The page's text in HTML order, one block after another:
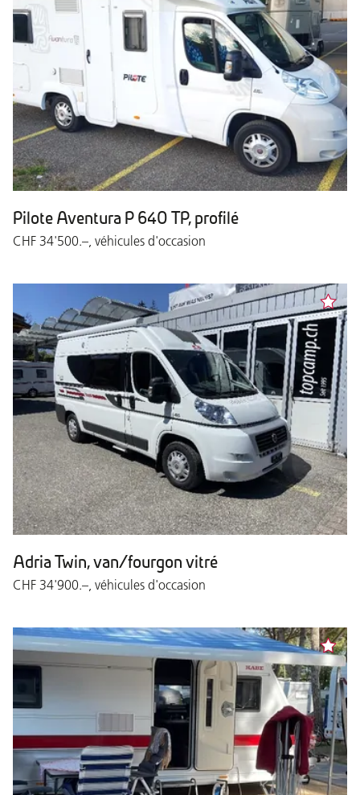
Pilote Aventura P 640 TP, profilé
CHF 34'500.–, véhicules d'occasion
Adria Twin, van/fourgon vitré
CHF 34'900.–, véhicules d'occasion